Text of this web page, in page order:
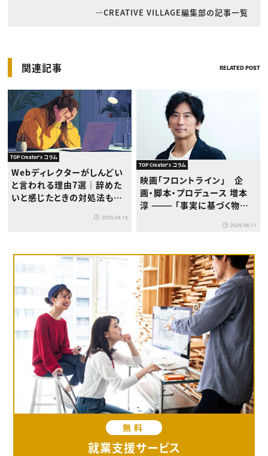
CREATIVE VILLAGE編集部の記事一覧
関連記事 RELATED POST
TOP Creator's コラム
Webディレクターがしんどい
と言われる理由7選｜辞めた
いと感じたときの対処法も解
2025.04.15
TOP Creator's コラム
映画「フロントライン」 企
画・脚本・プロデュース 増本
淳 ——— 「事実に基づく物語」
テインメントの新しい挑戦に
意味がある
2025.06.11
無料
就業支援サービス